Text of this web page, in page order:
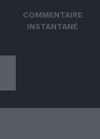
COMMENTAIRE
INSTANTANÉ